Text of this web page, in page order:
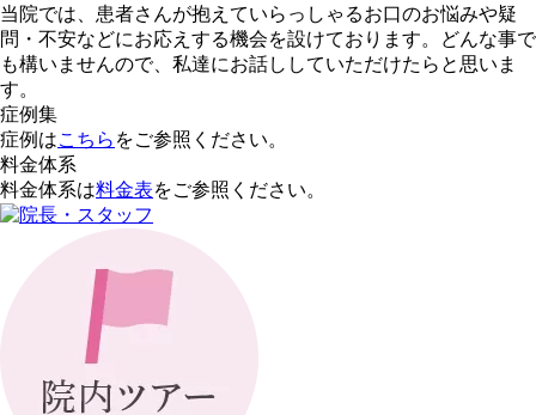
当院では、患者さんが抱えていらっしゃるお口のお悩みや疑
問・不安などにお応えする機会を設けております。どんな事で
も構いませんので、私達にお話ししていただけたらと思いま
す。
症例集
症例はこちら をご参照ください。
料金体系
料金体系は料金表をご参照ください。